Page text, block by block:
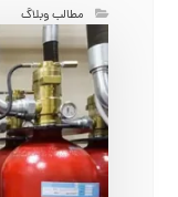
مطالب وبلاگ